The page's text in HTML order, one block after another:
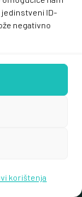
jedinstveni ID-
negativno
korištenja
završila
u klasi
kćerka